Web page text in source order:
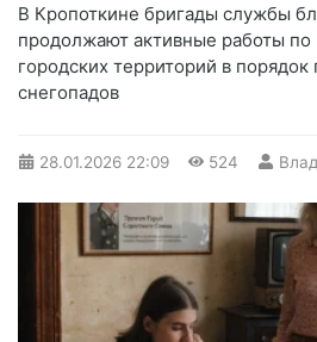
В Кропоткине бригады службы
продолжают активные работы
городских территорий в
снегопадов
28.01.2026 22:09 524